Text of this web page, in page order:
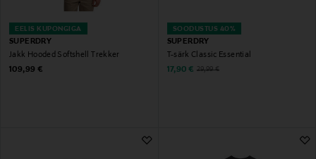
EELIS KUPONGIGA
SUPERDRY
Jakk Hooded Softshell Trekker
Original Price
109,99 €
SOODUSTUS 40%
SUPERDRY
T-särk Classic Essential
Discounted Price
17,90 € Original Price
29,99 €